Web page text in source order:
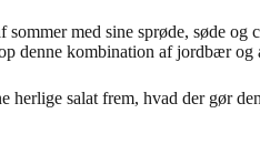
sommer med sine sprøde, søde
denne kombination af jordbær
salat frem, hvad der gør